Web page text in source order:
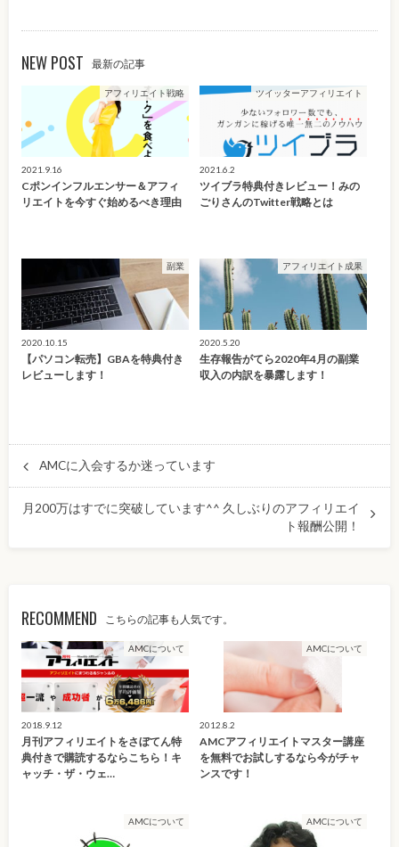
NEW POST 最新の記事
アフィリエイト戦略
2021.9.16
Cポンインフルエンサー＆アフィ
リエイトを今すぐ始めるべき理由
ツイッターアフィリエイト
2021.6.2
ツイブラ特典付きレビュー！みの
ごりさんのTwitter戦略とは
副業
2020.10.15
【パソコン転売】GBAを特典付き
レビューします！
アフィリエイト成果
2020.5.20
生存報告がてら2020年4月の副業
収入の内訳を暴露します！
AMCに入会するか迷っています
月200万はすでに突破しています^^ 久しぶりのアフィリエイ
ト報酬公開！
RECOMMEND こちらの記事も人気です。
AMCについて
2018.9.12
月刊アフィリエイトをさぼてん特
典付きで購読するならこちら！キ
ャッチ・ザ・ウェ…
AMCについて
2012.8.2
AMCアフィリエイトマスター講座
を無料でお試しするなら今がチャ
ンスです！
AMCについて AMCについて